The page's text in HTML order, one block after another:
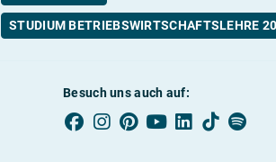
STUDIUM BETRIEBSWIRTSCHAFTSLEHRE
Besuch uns auch auf: